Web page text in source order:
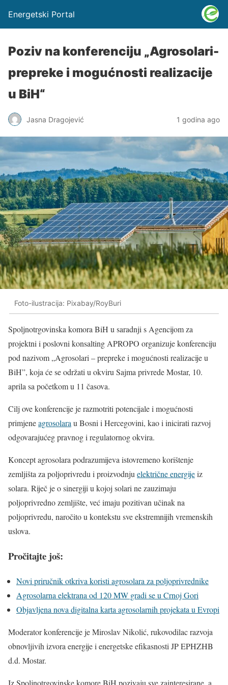
Energetski Portal
Poziv na konferenciju „Agrosolari-
prepreke i mogućnosti realizacije
u BiH“
Jasna Dragojević 1 godina ago
Foto-ilustracija: Pixabay/RoyBuri
Spoljnotrgovinska komora BiH u saradnji s Agencijom za
projektni i poslovni konsalting APROPO organizuje konferenciju
pod nazivom „Agrosolari – prepreke i mogućnosti realizacije u
BiH”, koja će se održati u okviru Sajma privrede Mostar, 10.
aprila sa početkom u 11 časova.
Cilj ove konferencije je razmotriti potencijale i mogućnosti
primjeneagrosolarau Bosni i Hercegovini, kao i inicirati razvoj
odgovarajućeg pravnog i regulatornog okvira.
Koncept agrosolara podrazumijeva istovremeno korištenje
zemljišta za poljoprivredu i proizvodnjuelektrične energijeiz
solara. Riječ je o sinergiji u kojoj solari ne zauzimaju
poljoprivredno zemljište, već imaju pozitivan učinak na
poljoprivredu, naročito u kontekstu sve ekstremnijih vremenskih
uslova.
Pročitajte još:
Novi priručnik otkriva koristi agrosolara za poljoprivrednike
Agrosolarna elektrana od 120 MW gradi se u Crnoj Gori
Objavljena nova digitalna karta agrosolarnih projekata u Evropi
Moderator konferencije je Miroslav Nikolić, rukovodilac razvoja
obnovljivih izvora energije i energetske efikasnosti JP EPHZHB
d.d. Mostar.
Iz Spoljnotrgovinske komore BiH pozivaju sve zainteresirane, a